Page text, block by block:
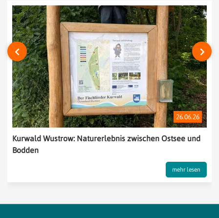
26.06.26
Kurwald Wustrow: Naturerlebnis zwischen Ostsee und
Bodden
mehr lesen
‹ ›